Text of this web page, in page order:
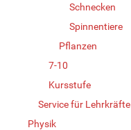
Schnecken
Spinnentiere
Pflanzen
7-10
Kursstufe
Service für Lehrkräfte
Physik